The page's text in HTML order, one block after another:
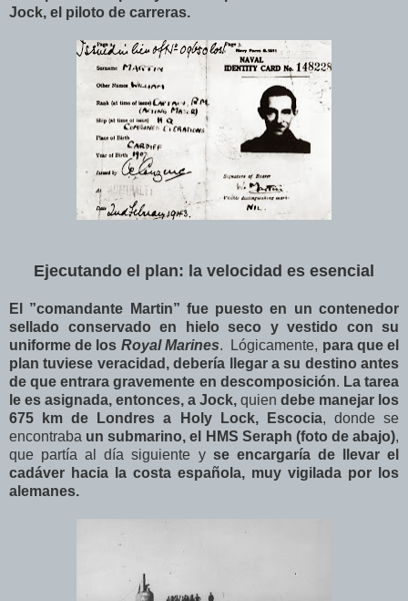
Jock, el piloto de carreras.
Ejecutando el plan: la velocidad es esencial
El ”comandante Martin” fue puesto en un contenedor
sellado conservado en hielo seco y vestido con su
uniforme de los Royal Marines. Lógicamente, para que el
plan tuviese veracidad, debería llegar a su destino antes
de que entrara gravemente en descomposición. La tarea
le es asignada, entonces, a Jock, quien debe manejar los
675 km de Londres a Holy Lock, Escocia, donde se
encontraba un submarino, el HMS Seraph (foto de abajo),
que partía al día siguiente y se encargaría de llevar el
cadáver hacia la costa española, muy vigilada por los
alemanes.